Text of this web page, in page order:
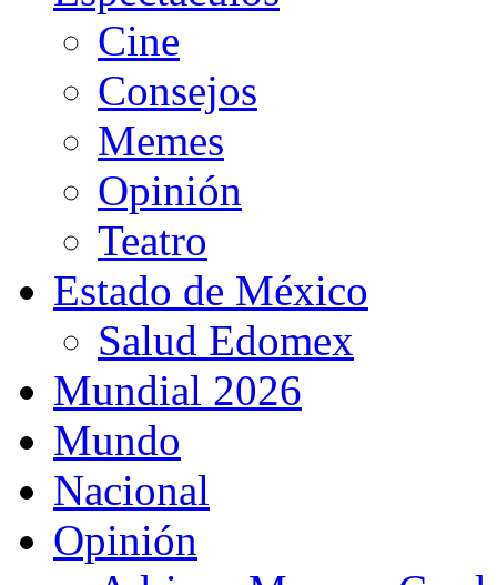
Cine
Consejos
Memes
Opinión
Teatro
Estado de México
Salud Edomex
Mundial 2026
Mundo
Nacional
Opinión